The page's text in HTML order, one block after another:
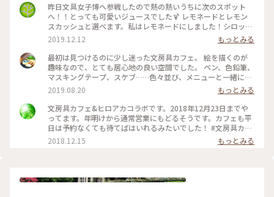
昨日文具女子博へ参戦したので熱の熱いうちに次のスポット
へ！！とっても可愛いジュースでした🍹 レモネードとレモン
スカッシュと選べます。私はレモネードにしました！シロップ
はブドウ🍇とパイナップル🍍！ たくさんある画材をお借りし
て、１時間かけてお絵描きしました。 #東京観光#渋谷区#文房
具カフェ#レモネード#文具女子博
2019.12.12
もっとみる
最初は見つけるのに少し迷った文房具カフェ。 絵を描くのが
趣味なので、とても居心地の良い空間でした。 ペン、色鉛筆、
マスキングテープ、スケブ……色々並び、メニューと一緒に落
書きできるランチマットも。各席に色鉛筆が置いてあります。
アカデミックな文具かと思いきや、品揃えは意外と面白グッズ
系でした。それは人を選ぶかも？ もちろん本も揃っているの
でずっと居られるカフェでした。 写真はほうじ茶クレームブ
リュレ。 レジは、食事も文房具も一緒なのでちょっと混み合
います。 アニメやマンガとのコラボも結構しているみたいです
ね #カフェ #東京 #都内 #文房具カフェ #アニメコラボ
2019.08.20
もっとみる
文房具カフェ&ヒロアカコラボです。2018年12月23日までや
ってます。年明けから通常営業にもどるそうです。カフェも平
日は予約なくても待てばはいれるみたいでした！ #文房具カフ
ェ ＃ヒーローアカデミア
2018.12.15 もっとみる